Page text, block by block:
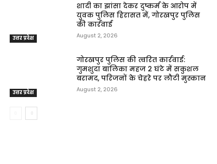
उत्तर प्रदेश
शादी का झांसा देकर दुष्कर्म के आरोप में
युवक पुलिस हिरासत में, गोरखपुर पुलिस
की कार्रवाई
August 2, 2026
उत्तर प्रदेश
गोरखपुर पुलिस की त्वरित कार्रवाई:
गुमशुदा बालिका महज 2 घंटे में सकुशल
बरामद, परिजनों के चेहरे पर लौटी मुस्कान
August 2, 2026